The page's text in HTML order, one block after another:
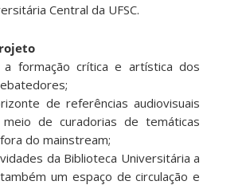
Central da UFSC.
a formação crítica e artística dos
de referências audiovisuais
de curadorias de temáticas
do mainstream;
da Biblioteca Universitária a
um espaço de circulação e